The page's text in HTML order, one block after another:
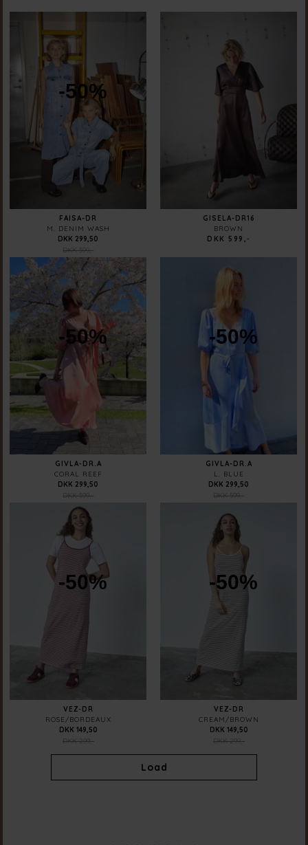
-50%
FAISA-DR
M. DENIM WASH
DKK 599,-
DKK 299,50
GISELA-DR16
BROWN
DKK 599,-
-50%
GIVLA-DR.A
CORAL REEF
DKK 599,-
DKK 299,50
-50%
GIVLA-DR.A
L. BLUE
DKK 599,-
DKK 299,50
-50%
VEZ-DR
ROSE/BORDEAUX
DKK 299,-
DKK 149,50
-50%
VEZ-DR
CREAM/BROWN
DKK 299,-
DKK 149,50
Load